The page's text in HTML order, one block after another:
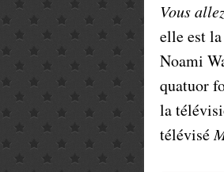
Vous
elle est
Noami
quatuor
la
télévisé